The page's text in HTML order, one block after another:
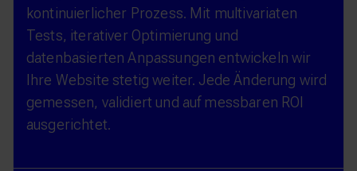
kontinuierlicher Prozess. Mit multivariaten
Tests, iterativer Optimierung und
datenbasierten Anpassungen entwickeln wir
Ihre Website stetig weiter. Jede Änderung wird
gemessen, validiert und auf messbaren ROI
ausgerichtet.